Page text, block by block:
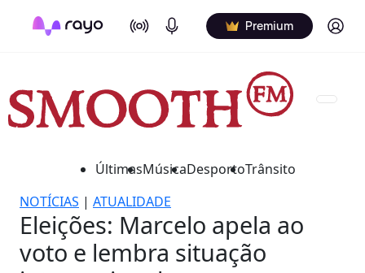
On Air Podcasts Premium Log in
ÚltimasMúsicaDesportoTrânsito
NOTÍCIAS | ATUALIDADE
Eleições: Marcelo apela ao
voto e lembra situação